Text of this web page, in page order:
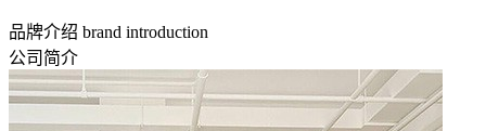
品牌介绍 brand introduction
公司简介